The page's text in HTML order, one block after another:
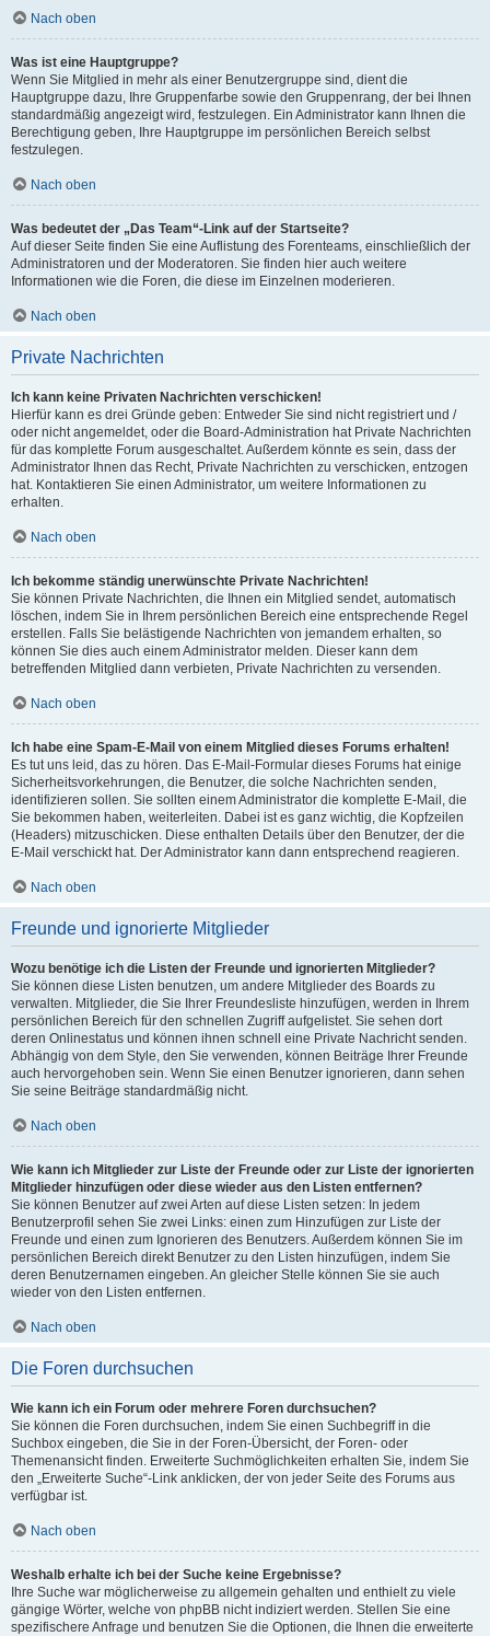
Nach oben
Was ist eine Hauptgruppe?
Wenn Sie Mitglied in mehr als einer Benutzergruppe sind, dient die
Hauptgruppe dazu, Ihre Gruppenfarbe sowie den Gruppenrang, der bei Ihnen
standardmäßig angezeigt wird, festzulegen. Ein Administrator kann Ihnen die
Berechtigung geben, Ihre Hauptgruppe im persönlichen Bereich selbst
festzulegen.
Nach oben
Was bedeutet der „Das Team“-Link auf der Startseite?
Auf dieser Seite finden Sie eine Auflistung des Forenteams, einschließlich der
Administratoren und der Moderatoren. Sie finden hier auch weitere
Informationen wie die Foren, die diese im Einzelnen moderieren.
Nach oben
Private Nachrichten
Ich kann keine Privaten Nachrichten verschicken!
Hierfür kann es drei Gründe geben: Entweder Sie sind nicht registriert und /
oder nicht angemeldet, oder die Board-Administration hat Private Nachrichten
für das komplette Forum ausgeschaltet. Außerdem könnte es sein, dass der
Administrator Ihnen das Recht, Private Nachrichten zu verschicken, entzogen
hat. Kontaktieren Sie einen Administrator, um weitere Informationen zu
erhalten.
Nach oben
Ich bekomme ständig unerwünschte Private Nachrichten!
Sie können Private Nachrichten, die Ihnen ein Mitglied sendet, automatisch
löschen, indem Sie in Ihrem persönlichen Bereich eine entsprechende Regel
erstellen. Falls Sie belästigende Nachrichten von jemandem erhalten, so
können Sie dies auch einem Administrator melden. Dieser kann dem
betreffenden Mitglied dann verbieten, Private Nachrichten zu versenden.
Nach oben
Ich habe eine Spam-E-Mail von einem Mitglied dieses Forums erhalten!
Es tut uns leid, das zu hören. Das E-Mail-Formular dieses Forums hat einige
Sicherheitsvorkehrungen, die Benutzer, die solche Nachrichten senden,
identifizieren sollen. Sie sollten einem Administrator die komplette E-Mail, die
Sie bekommen haben, weiterleiten. Dabei ist es ganz wichtig, die Kopfzeilen
(Headers) mitzuschicken. Diese enthalten Details über den Benutzer, der die
E-Mail verschickt hat. Der Administrator kann dann entsprechend reagieren.
Nach oben
Freunde und ignorierte Mitglieder
Wozu benötige ich die Listen der Freunde und ignorierten Mitglieder?
Sie können diese Listen benutzen, um andere Mitglieder des Boards zu
verwalten. Mitglieder, die Sie Ihrer Freundesliste hinzufügen, werden in Ihrem
persönlichen Bereich für den schnellen Zugriff aufgelistet. Sie sehen dort
deren Onlinestatus und können ihnen schnell eine Private Nachricht senden.
Abhängig von dem Style, den Sie verwenden, können Beiträge Ihrer Freunde
auch hervorgehoben sein. Wenn Sie einen Benutzer ignorieren, dann sehen
Sie seine Beiträge standardmäßig nicht.
Nach oben
Wie kann ich Mitglieder zur Liste der Freunde oder zur Liste der ignorierten
Mitglieder hinzufügen oder diese wieder aus den Listen entfernen?
Sie können Benutzer auf zwei Arten auf diese Listen setzen: In jedem
Benutzerprofil sehen Sie zwei Links: einen zum Hinzufügen zur Liste der
Freunde und einen zum Ignorieren des Benutzers. Außerdem können Sie im
persönlichen Bereich direkt Benutzer zu den Listen hinzufügen, indem Sie
deren Benutzernamen eingeben. An gleicher Stelle können Sie sie auch
wieder von den Listen entfernen.
Nach oben
Die Foren durchsuchen
Wie kann ich ein Forum oder mehrere Foren durchsuchen?
Sie können die Foren durchsuchen, indem Sie einen Suchbegriff in die
Suchbox eingeben, die Sie in der Foren-Übersicht, der Foren- oder
Themenansicht finden. Erweiterte Suchmöglichkeiten erhalten Sie, indem Sie
den „Erweiterte Suche“-Link anklicken, der von jeder Seite des Forums aus
verfügbar ist.
Nach oben
Weshalb erhalte ich bei der Suche keine Ergebnisse?
Ihre Suche war möglicherweise zu allgemein gehalten und enthielt zu viele
gängige Wörter, welche von phpBB nicht indiziert werden. Stellen Sie eine
spezifischere Anfrage und benutzen Sie die Optionen, die Ihnen die erweiterte